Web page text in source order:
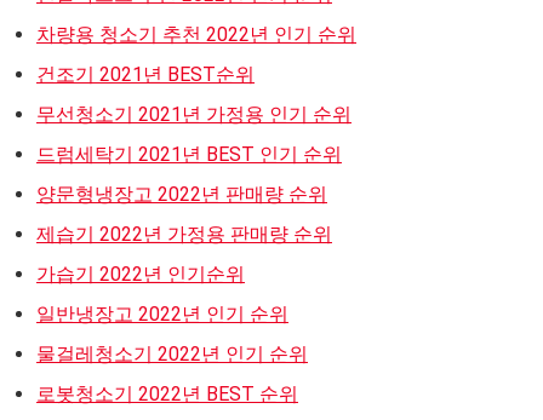
차량용 청소기 추천 2022년 인기 순위
건조기 2021년 BEST순위
무선청소기 2021년 가정용 인기 순위
드럼세탁기 2021년 BEST 인기 순위
양문형냉장고 2022년 판매량 순위
제습기 2022년 가정용 판매량 순위
가습기 2022년 인기순위
일반냉장고 2022년 인기 순위
물걸레청소기 2022년 인기 순위
로봇청소기 2022년 BEST 순위